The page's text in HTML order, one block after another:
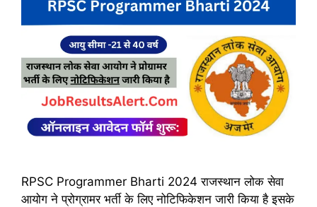
RPSC Programmer Bharti 2024 राजस्थान लोक सेवा
आयोग ने प्रोग्रामर भर्ती के लिए नोटिफिकेशन जारी किया है इसके